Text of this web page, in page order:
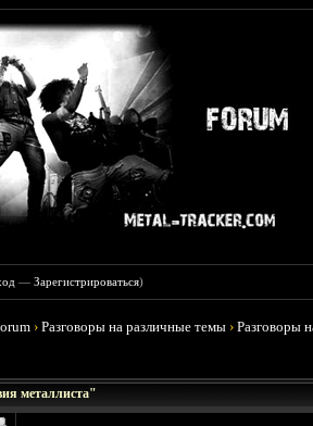
—Зарегистрироваться)
›Разговоры на различные темы ›Разговоры
металлиста"